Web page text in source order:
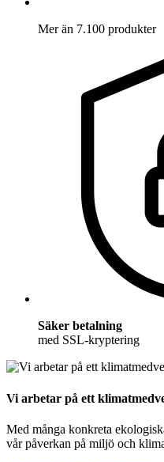
Mer än 7.100 produkter
Säker betalning
med SSL-kryptering
Vi arbetar på ett
Med många konkreta
vår påverkan på miljö och